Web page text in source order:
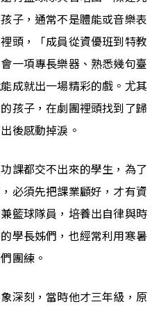
子，通常不是體能或音樂表
頭，「成員從資優班到特教
一項專長樂器、熟悉幾句臺
成就出一場精彩的戲。尤其
孩子，在劇團裡頭找到了歸
後感動掉淚。
課都交不出來的學生，為了
必須先把課業顧好，才有資
籃球隊員，培養出自律與時
學長姊們，也經常利用寒暑
團練。
深刻，當時他才三年級，原